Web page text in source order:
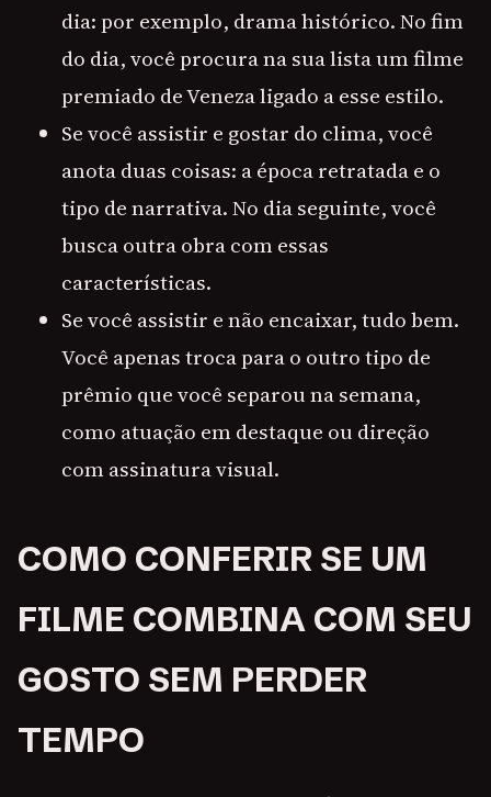
dia: por exemplo, drama histórico. No fim
do dia, você procura na sua lista um filme
premiado de Veneza ligado a esse estilo.
Se você assistir e gostar do clima, você
anota duas coisas: a época retratada e o
tipo de narrativa. No dia seguinte, você
busca outra obra com essas
características.
Se você assistir e não encaixar, tudo bem.
Você apenas troca para o outro tipo de
prêmio que você separou na semana,
como atuação em destaque ou direção
com assinatura visual.
COMO CONFERIR SE UM
FILME COMBINA COM SEU
GOSTO SEM PERDER
TEMPO